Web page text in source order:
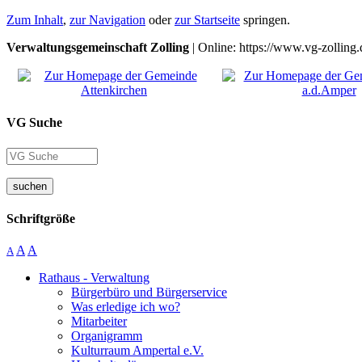
Zum Inhalt, zur Navigation oderzur Startseite springen.
Verwaltungsgemeinschaft Zolling | Online: https://www.vg-
VG Suche
suchen
Schriftgröße
A A A
Rathaus - Verwaltung
Bürgerbüro und Bürgerservice
Was erledige ich wo?
Mitarbeiter
Organigramm
Kulturraum Ampertal e.V.